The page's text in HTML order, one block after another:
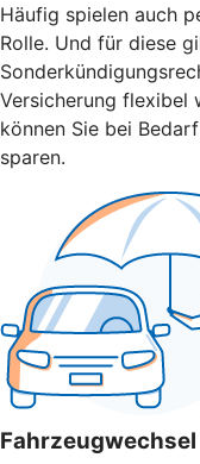
Häufig spielen auch
Rolle. Und für diese
Versicherung flexibel
können Sie bei
sparen.
Fahrzeugwechsel